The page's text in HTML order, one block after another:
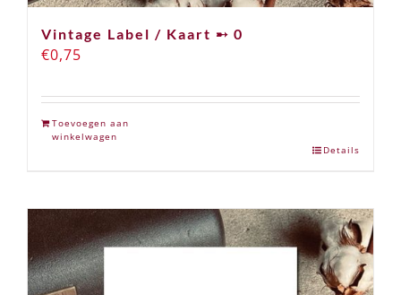
Vintage Label / Kaart ➸ 0
€0,75
Toevoegen aan
winkelwagen
Details